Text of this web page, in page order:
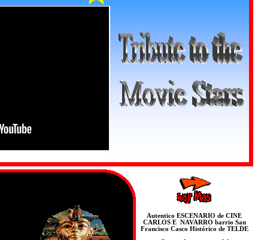
Autentico ESCENARIO de CINE
CARLOS E NAVARRO barrio San
Francisco Casco Histórico de TELDE